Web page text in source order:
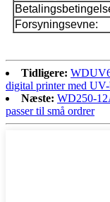
Forsyningsevne:
Tidligere:
digital printer med
Næste: WD250-
passer til små ordrer